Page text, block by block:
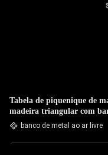
Tabela de piquenique de
madeira triangular com
banco de metal ao ar livre